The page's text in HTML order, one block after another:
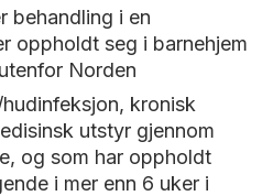
behandling i en
oppholdt seg i barnehjem
Norden
kronisk
utstyr gjennom
og som har oppholdt
i mer enn 6 uker i